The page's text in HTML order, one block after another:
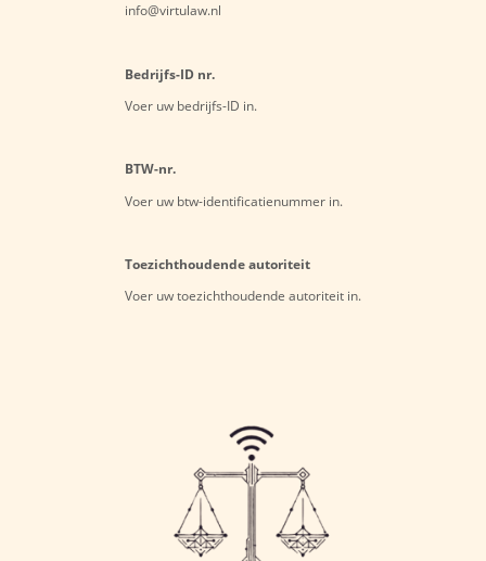
info@virtulaw.nl
Bedrijfs-ID nr.
Voer uw bedrijfs-ID in.
BTW-nr.
Voer uw btw-identificatienummer in.
Toezichthoudende autoriteit
Voer uw toezichthoudende autoriteit in.